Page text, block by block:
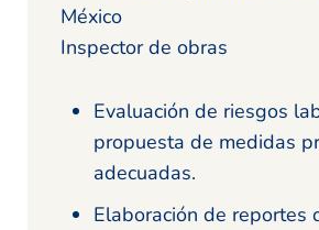
México
Inspector de obras
Evaluación de riesgos
propuesta de medidas
adecuadas.
Elaboración de reportes